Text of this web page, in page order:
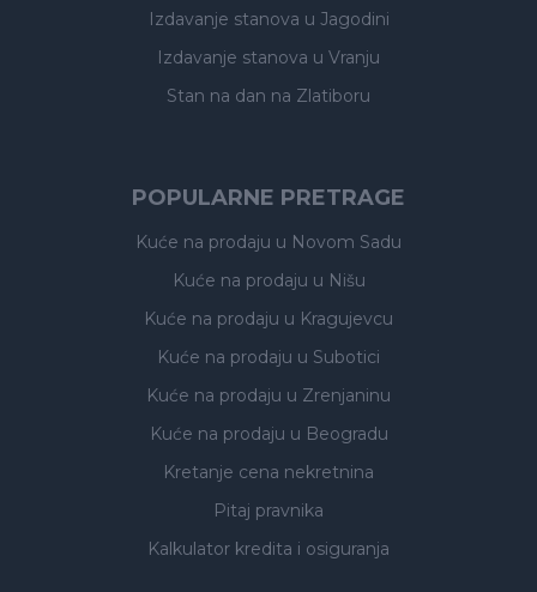
Izdavanje stanova u Jagodini
Izdavanje stanova u Vranju
Stan na dan na Zlatiboru
POPULARNE PRETRAGE
Kuće na prodaju u Novom Sadu
Kuće na prodaju u Nišu
Kuće na prodaju u Kragujevcu
Kuće na prodaju u Subotici
Kuće na prodaju u Zrenjaninu
Kuće na prodaju u Beogradu
Kretanje cena nekretnina
Pitaj pravnika
Kalkulator kredita i osiguranja